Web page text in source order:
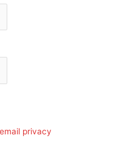
email privacy